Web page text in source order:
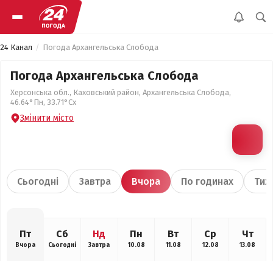
24 Канал Погода Архангельська Слобода
Погода Архангельська Слобода
Херсонська обл., Каховський район, Архангельська Слобода,
46.64°Пн, 33.71°Сх
Змінити місто
Сьогодні Завтра Вчора По годинах
Пт
Вчора
Сб
Сьогодні
Нд
Завтра
Пн
10.08
Вт
11.08
Ср
12.08
Чт
13.08